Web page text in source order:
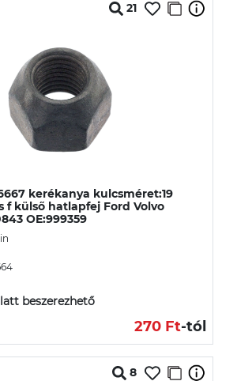
21
kerékanya kulcsméret:19
f külső hatlapfej Ford Volvo
OE:999359
beszerezhető
270 Ft-tól
8